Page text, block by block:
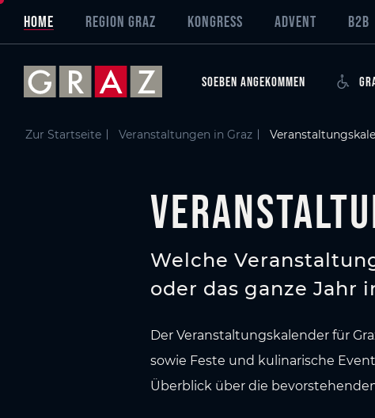
Zum Hauptinhalt springen
Zum Inhaltsverzeichnis springen
Zur Hauptnavigation springen
Übersicht aller Inhalte
Veranstaltungskalender für Graz
Aktuelle Veranstaltungen in Graz
Events in Graz auf einen Blick
Graz entdecken & erleben
Häufige Fragen zum Veranstaltungsprogramm in Graz
Das könnte Sie auch interessieren
HOME REGION GRAZ KONGRESS ADVENT B2B
SOEBEN ANGEKOMMEN
Zur Startseite Veranstaltungen in Graz
Welche
oder das ganze Jahr
Der Veranstaltungskalender für
sowie Feste und kulinarische
Überblick über die